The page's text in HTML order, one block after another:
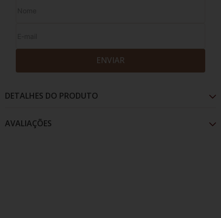
ENVIAR
DETALHES DO PRODUTO
AVALIAÇÕES